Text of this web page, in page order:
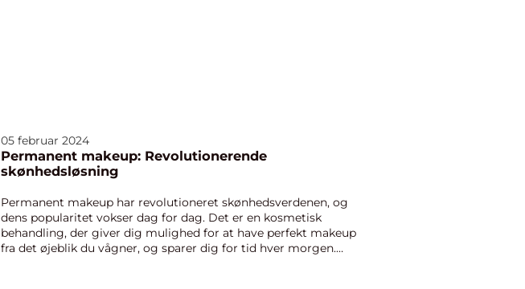
05 februar 2024
Permanent makeup: Revolutionerende
skønhedsløsning
Permanent makeup har revolutioneret skønhedsverdenen, og
dens popularitet vokser dag for dag. Det er en kosmetisk
behandling, der giver dig mulighed for at have perfekt makeup
fra det øjeblik du vågner, og sparer dig for tid hver morgen.